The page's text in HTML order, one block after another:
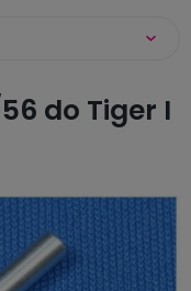
do Tiger I